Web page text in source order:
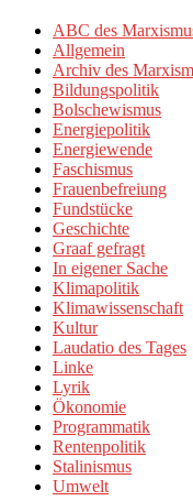
ABC des
Allgemein
Archiv des
Bildungspolitik
Bolschewismus
Energiepolitik
Energiewende
Faschismus
Frauenbefreiung
Fundstücke
Geschichte
Graaf gefragt
In eigener Sache
Klimapolitik
Klimawissenschaft
Kultur
Laudatio des Tages
Linke
Lyrik
Ökonomie
Programmatik
Rentenpolitik
Stalinismus
Umwelt